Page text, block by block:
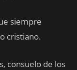
siempre
cristiano.
consuelo de los